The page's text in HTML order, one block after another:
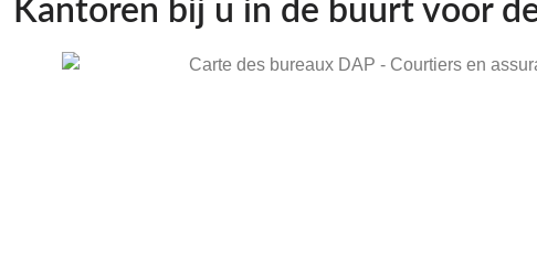
Kantoren bij u in de buurt voor